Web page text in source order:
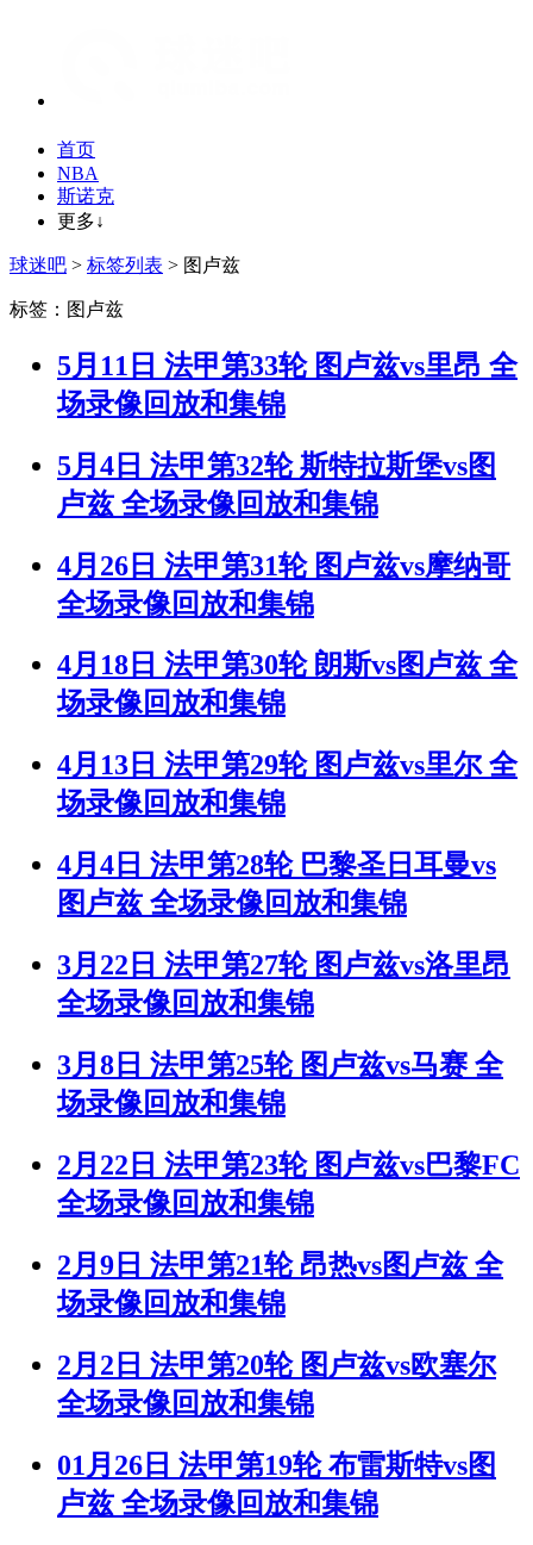
首页
NBA
斯诺克
更多↓
球迷吧 > 标签列表 > 图卢兹
标签：图卢兹
5月11日 法甲第33轮 图卢兹vs里昂 全
场录像回放和集锦
5月4日 法甲第32轮 斯特拉斯堡vs图
卢兹 全场录像回放和集锦
4月26日 法甲第31轮 图卢兹vs摩纳哥
全场录像回放和集锦
4月18日 法甲第30轮 朗斯vs图卢兹 全
场录像回放和集锦
4月13日 法甲第29轮 图卢兹vs里尔 全
场录像回放和集锦
4月4日 法甲第28轮 巴黎圣日耳曼vs
图卢兹 全场录像回放和集锦
3月22日 法甲第27轮 图卢兹vs洛里昂
全场录像回放和集锦
3月8日 法甲第25轮 图卢兹vs马赛 全
场录像回放和集锦
2月22日 法甲第23轮 图卢兹vs巴黎FC
全场录像回放和集锦
2月9日 法甲第21轮 昂热vs图卢兹 全
场录像回放和集锦
2月2日 法甲第20轮 图卢兹vs欧塞尔
全场录像回放和集锦
01月26日 法甲第19轮 布雷斯特vs图
卢兹 全场录像回放和集锦